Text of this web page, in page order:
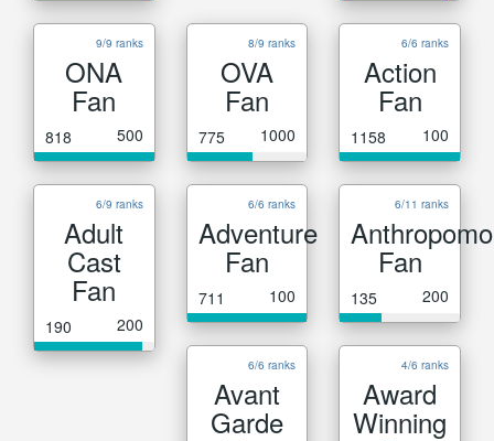
9/9 ranks
ONA
Fan
818 500
8/9 ranks
OVA
Fan
775 1000
6/6 ranks
Action
Fan
1158 100
6/9 ranks
Adult
Cast
Fan
190 200
6/6 ranks
Adventure
Fan
711 100
6/11 ranks
Fan
135 200
6/6 ranks
Avant
Garde
4/6 ranks
Award
Winning